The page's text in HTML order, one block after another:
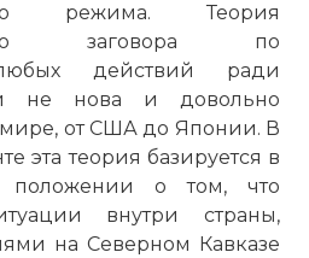
режима. Теория
заговора по
действий ради
не нова и довольно
от США до Японии. В
эта теория базируется в
о том, что
внутри страны,
на Северном Кавказе